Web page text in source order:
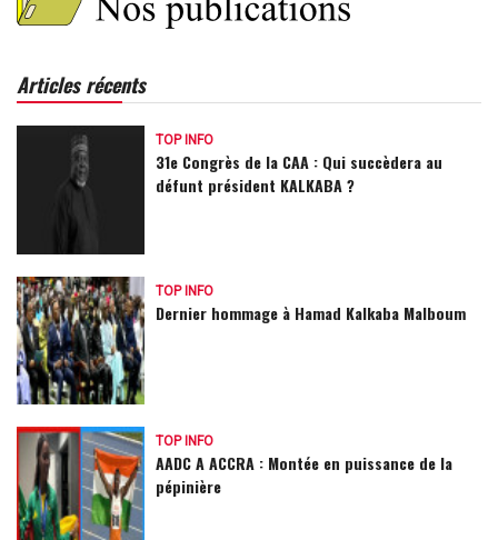
Articles récents
TOP INFO
31e Congrès de la CAA : Qui succèdera au
défunt président KALKABA ?
TOP INFO
Dernier hommage à Hamad Kalkaba Malboum
TOP INFO
AADC A ACCRA : Montée en puissance de la
pépinière